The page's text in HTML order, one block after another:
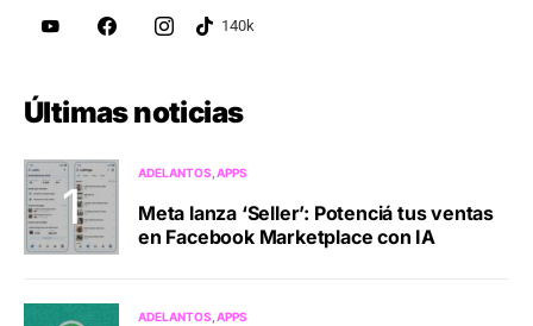
Últimas noticias
ADELANTOS APPS
Meta lanza ‘Seller’: Potenciá tus ventas
en Facebook Marketplace con IA
ADELANTOS APPS